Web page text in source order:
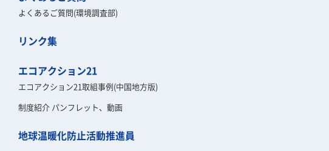
よくあるご質問(環境調査部)
リンク集
エコアクション21
エコアクション21取組事例(中国地方版)
制度紹介 パンフレット、動画
地球温暖化防止活動推進員